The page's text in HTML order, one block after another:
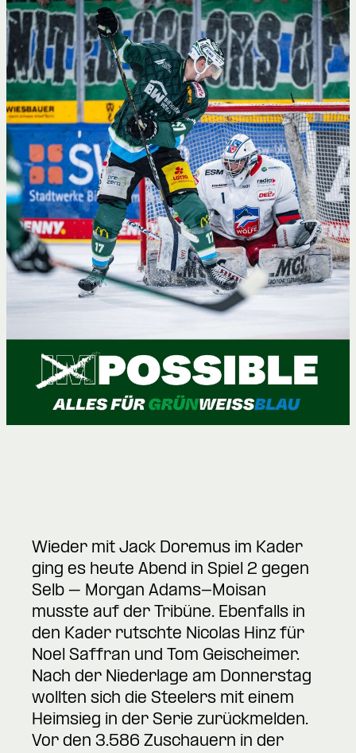
Wieder mit Jack Doremus im Kader
ging es heute Abend in Spiel 2 gegen
Selb – Morgan Adams-Moisan
musste auf der Tribüne. Ebenfalls in
den Kader rutschte Nicolas Hinz für
Noel Saffran und Tom Geischeimer.
Nach der Niederlage am Donnerstag
wollten sich die Steelers mit einem
Heimsieg in der Serie zurückmelden.
Vor den 3.586 Zuschauern in der